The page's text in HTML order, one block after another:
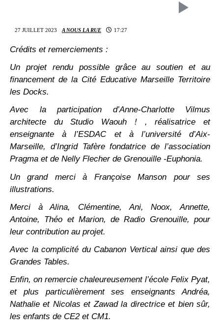
27 JUILLET 2023 A NOUS LA RUE 17:27
Crédits et remerciements :
Un projet rendu possible grâce au soutien et au
financement de la Cité Educative Marseille Territoire
les Docks.
Avec la participation d’Anne-Charlotte Vilmus
architecte du Studio Waouh ! , réalisatrice et
enseignante à l’ESDAC et à l’université d’Aix-
Marseille, d’Ingrid Tafère fondatrice de l’association
Pragma et de Nelly Flecher de Grenouille -Euphonia.
Un grand merci à Françoise Manson pour ses
illustrations.
Merci à Alina, Clémentine, Ani, Noox, Annette,
Antoine, Théo et Marion, de Radio Grenouille, pour
leur contribution au projet.
Avec la complicité du Cabanon Vertical ainsi que des
Grandes Tables.
Enfin, on remercie chaleureusement l’école Felix Pyat,
et plus particulièrement ses enseignants Andréa,
Nathalie et Nicolas et Zawad la directrice et bien sûr,
les enfants de CE2 et CM1.